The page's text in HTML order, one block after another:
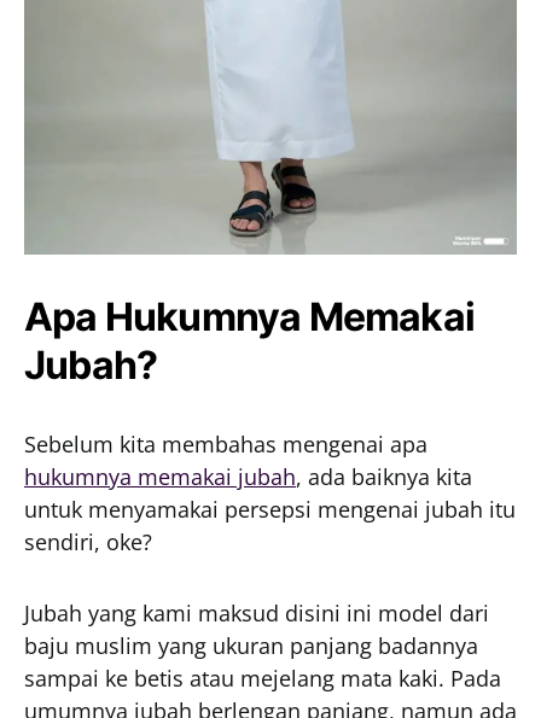
Apa Hukumnya Memakai
Jubah?
Sebelum kita membahas mengenai apa
hukumnya memakai jubah, ada baiknya kita
untuk menyamakai persepsi mengenai jubah itu
sendiri, oke?
Jubah yang kami maksud disini ini model dari
baju muslim yang ukuran panjang badannya
sampai ke betis atau mejelang mata kaki. Pada
umumnya jubah berlengan panjang, namun ada